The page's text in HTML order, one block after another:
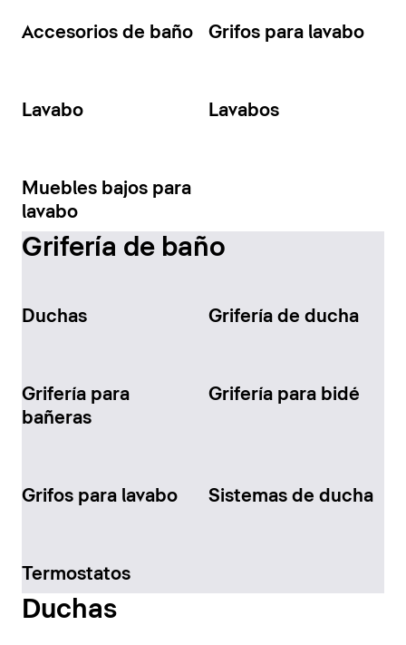
Accesorios de baño Grifos para lavabo
Lavabo Lavabos
Muebles bajos para
lavabo
Grifería de baño
Duchas Grifería de ducha
Grifería para
bañeras
Grifería para bidé
Grifos para lavabo Sistemas de ducha
Termostatos
Duchas